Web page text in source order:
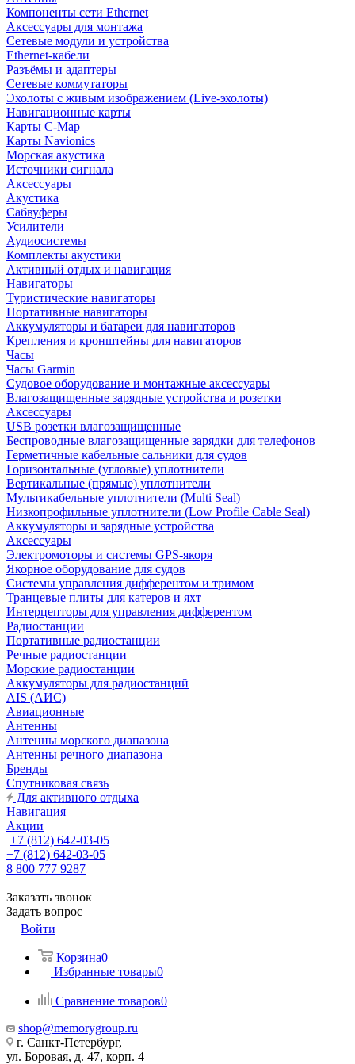
Компоненты сети Ethernet
Аксессуары для монтажа
Сетевые модули и устройства
Ethernet-кабели
Разъёмы и адаптеры
Сетевые коммутаторы
Эхолоты с живым изображением (Live-эхолоты)
Навигационные карты
Карты C-Map
Карты Navionics
Морская акустика
Источники сигнала
Аксессуары
Акустика
Сабвуферы
Усилители
Аудиосистемы
Комплекты акустики
Активный отдых и навигация
Навигаторы
Туристические навигаторы
Портативные навигаторы
Аккумуляторы и батареи для навигаторов
Крепления и кронштейны для навигаторов
Часы
Часы Garmin
Судовое оборудование и монтажные аксессуары
Влагозащищенные зарядные устройства и розетки
Аксессуары
USB розетки влагозащищенные
Беспроводные влагозащищенные зарядки для телефонов
Герметичные кабельные сальники для судов
Горизонтальные (угловые) уплотнители
Вертикальные (прямые) уплотнители
Мультикабельные уплотнители (Multi Seal)
Низкопрофильные уплотнители (Low Profile Cable Seal)
Аккумуляторы и зарядные устройства
Аксессуары
Электромоторы и системы GPS-якоря
Якорное оборудование для судов
Системы управления дифферентом и тримом
Транцевые плиты для катеров и яхт
Интерцепторы для управления дифферентом
Радиостанции
Портативные радиостанции
Речные радиостанции
Морские радиостанции
Аккумуляторы для радиостанций
AIS (АИС)
Авиационные
Антенны
Антенны морского диапазона
Антенны речного диапазона
Бренды
Спутниковая связь
Для активного отдыха
Навигация
Акции
+7 (812) 642-03-05
+7 (812) 642-03-05
8 800 777 9287
Заказать звонок
Задать вопрос
Войти
Корзина0
Избранные товары0
Сравнение товаров0
shop@memorygroup.ru
г. Санкт-Петербург,
ул. Боровая, д. 47, корп. 4